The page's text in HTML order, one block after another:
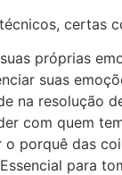
certas
próprias
suas
na resolução
com quem
o porquê das
para